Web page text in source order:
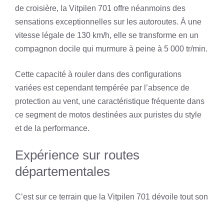
de croisière, la Vitpilen 701 offre néanmoins des
sensations exceptionnelles sur les autoroutes. À une
vitesse légale de 130 km/h, elle se transforme en un
compagnon docile qui murmure à peine à 5 000 tr/min.
Cette capacité à rouler dans des configurations
variées est cependant tempérée par l’absence de
protection au vent, une caractéristique fréquente dans
ce segment de motos destinées aux puristes du style
et de la performance.
Expérience sur routes
départementales
C’est sur ce terrain que la Vitpilen 701 dévoile tout son